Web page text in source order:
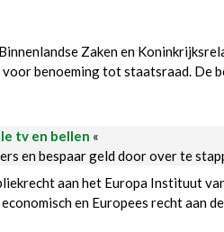
Zaken en
benoeming tot staatsraad. De
tv en bellen «
en bespaar geld door over te
aan het Europa Instituut
en Europees recht aan